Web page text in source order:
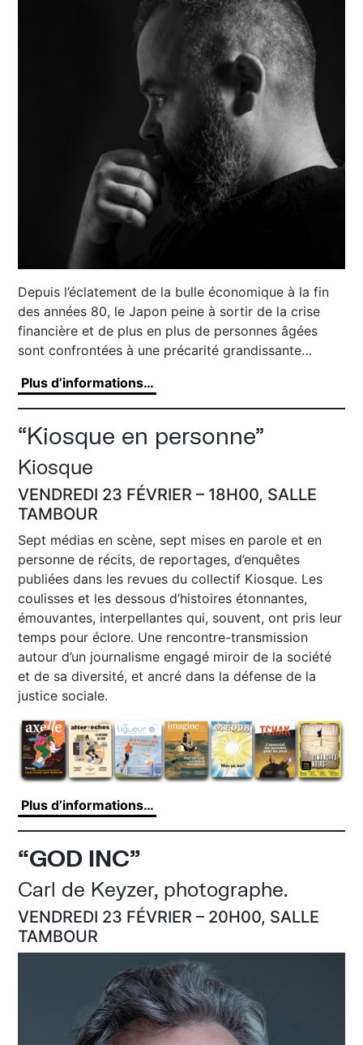
Depuis l’éclatement de la bulle économique à la fin
des années 80, le Japon peine à sortir de la crise
financière et de plus en plus de personnes âgées
sont confrontées à une précarité grandissante…
Plus d’informations…
“Kiosque en personne”
Kiosque
VENDREDI 23 FÉVRIER – 18H00, SALLE
TAMBOUR
Sept médias en scène, sept mises en parole et en
personne de récits, de reportages, d’enquêtes
publiées dans les revues du collectif Kiosque. Les
coulisses et les dessous d’histoires étonnantes,
émouvantes, interpellantes qui, souvent, ont pris leur
temps pour éclore. Une rencontre-transmission
autour d’un journalisme engagé miroir de la société
et de sa diversité, et ancré dans la défense de la
justice sociale.
Plus d’informations…
“GOD INC”
Carl de Keyzer, photographe.
VENDREDI 23 FÉVRIER – 20H00, SALLE
TAMBOUR